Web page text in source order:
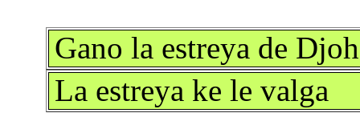
Gano la estreya de
La estreya ke le valga